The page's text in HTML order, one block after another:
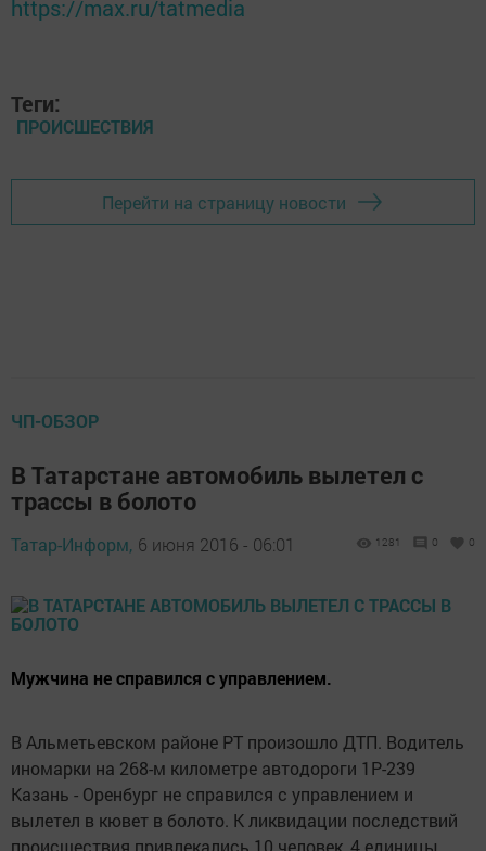
https://max.ru/tatmedia
Теги:
ПРОИСШЕСТВИЯ
Перейти на страницу новости
ЧП-ОБЗОР
В Татарстане автомобиль вылетел с
трассы в болото
Татар-Информ, 6 июня 2016 - 06:01 1281 0 0
Мужчина не справился с управлением.
В Альметьевском районе РТ произошло ДТП. Водитель
иномарки на 268-м километре автодороги 1Р-239
Казань - Оренбург не справился с управлением и
вылетел в кювет в болото. К ликвидации последствий
происшествия привлекались 10 человек, 4 единицы